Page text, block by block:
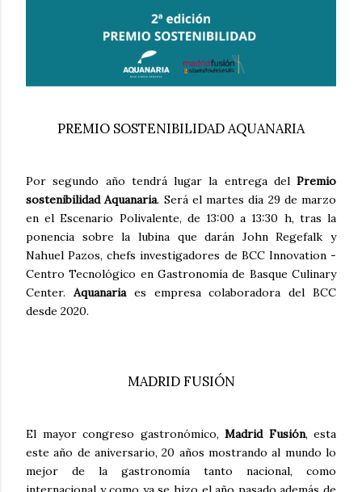
PREMIO SOSTENIBILIDAD AQUANARIA
Por segundo año tendrá lugar la entrega del Premio
sostenibilidad Aquanaria. Será el martes día 29 de marzo
en el Escenario Polivalente, de 13:00 a 13:30 h, tras la
ponencia sobre la lubina que darán John Regefalk y
Nahuel Pazos, chefs investigadores de BCC Innovation -
Centro Tecnológico en Gastronomía de Basque Culinary
Center. Aquanariaes empresa colaboradora del BCC
desde 2020.
MADRID FUSIÓN
El mayor congreso gastronómico, Madrid Fusión, esta
este año de aniversario, 20 años mostrando al mundo lo
mejor de la gastronomía tanto nacional, como